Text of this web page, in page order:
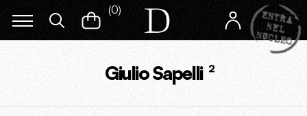
(0)
Giulio Sapelli 2